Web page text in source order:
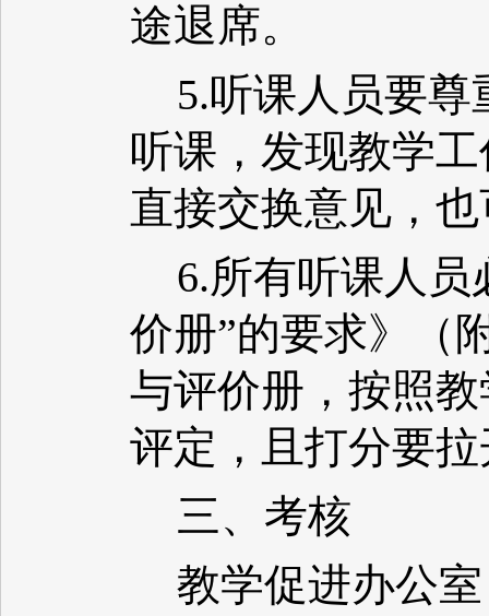
途退席。
5.听课人员要
听课，发现教学
直接交换意见，
6.所有听课人
价册”的要求》（
与评价册，按照
评定，且打分要
三、考核
教学促进办公